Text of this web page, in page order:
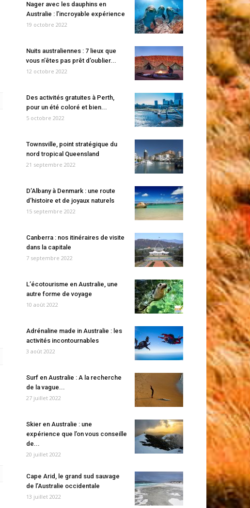
Nager avec les dauphins en
Australie : l’incroyable expérience
19 octobre 2022
Nuits australiennes : 7 lieux que
vous n’êtes pas prêt d’oublier...
12 octobre 2022
Des activités gratuites à Perth,
pour un été coloré et bien...
5 octobre 2022
Townsville, point stratégique du
nord tropical Queensland
21 septembre 2022
D’Albany à Denmark : une route
d’histoire et de joyaux naturels
15 septembre 2022
Canberra : nos itinéraires de visite
dans la capitale
7 septembre 2022
L’écotourisme en Australie, une
autre forme de voyage
10 août 2022
Adrénaline made in Australie : les
activités incontournables
3 août 2022
Surf en Australie : A la recherche
de la vague...
27 juillet 2022
Skier en Australie : une
expérience que l’on vous conseille
de...
20 juillet 2022
Cape Arid, le grand sud sauvage
de l’Australie occidentale
13 juillet 2022